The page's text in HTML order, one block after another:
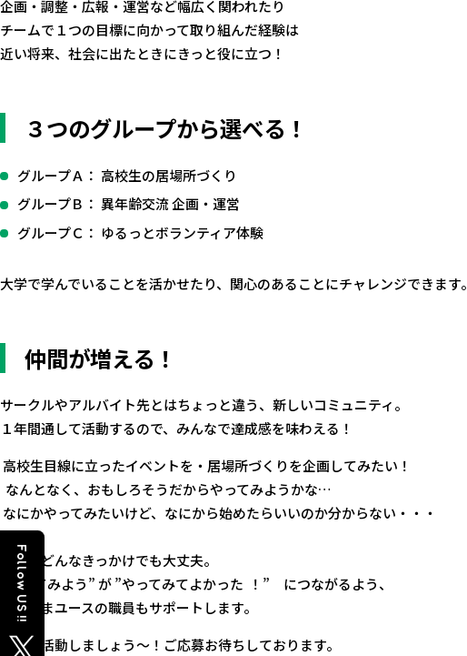
企画・調整・広報・運営など幅広く関われたり
チームで１つの目標に向かって取り組んだ経験は
近い将来、社会に出たときにきっと役に立つ！
３つのグループから選べる！
グループＡ： 高校生の居場所づくり
グループＢ： 異年齢交流 企画・運営
グループＣ： ゆるっとボランティア体験
大学で学んでいることを活かせたり、関心のあることにチャレンジできます。
仲間が増える！
サークルやアルバイト先とはちょっと違う、新しいコミュニティ。
１年間通して活動するので、みんなで達成感を味わえる！
高校生目線に立ったイベントを・居場所づくりを企画してみたい！
なんとなく、おもしろそうだからやってみようかな…
なにかやってみたいけど、なにから始めたらいいのか分からない・・・
最初はどんなきっかけでも大丈夫。
”やってみよう” が ”やってみてよかった ！” につながるよう、
よこはまユースの職員もサポートします。
一緒に活動しましょう～！ご応募お待ちしております。
Follow US !!